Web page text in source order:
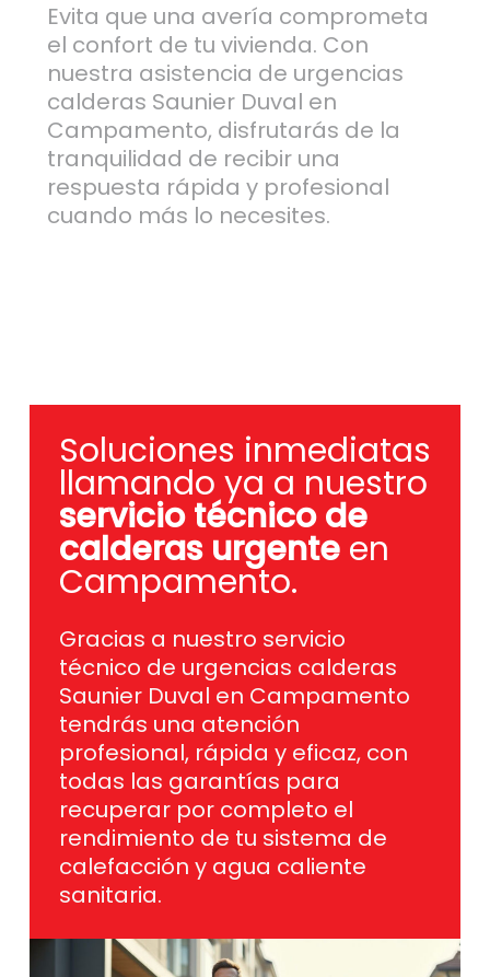
Evita que una avería comprometa
el confort de tu vivienda. Con
nuestra asistencia de urgencias
calderas Saunier Duval en
Campamento, disfrutarás de la
tranquilidad de recibir una
respuesta rápida y profesional
cuando más lo necesites.
Soluciones inmediatas
llamando ya a nuestro
servicio técnico de
calderas urgenteen
Campamento.
Gracias a nuestro servicio
técnico de urgencias calderas
Saunier Duval en Campamento
tendrás una atención
profesional, rápida y eficaz, con
todas las garantías para
recuperar por completo el
rendimiento de tu sistema de
calefacción y agua caliente
sanitaria.